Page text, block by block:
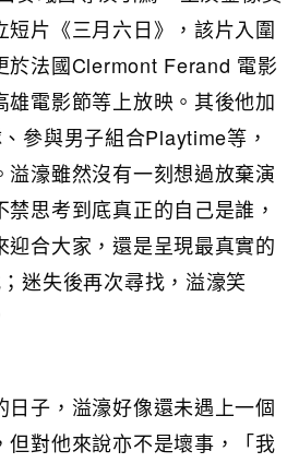
短片《三月六日》，該片入圍
於法國Clermont Ferand 電影
雄電影節等上放映。其後他加
參與男子組合Playtime等，
溢濠雖然沒有一刻想過放棄演
思考到底真正的自己是誰，
迎合大家，還是呈現最真實的
迷失後再次尋找，溢濠笑
日子，溢濠好像還未遇上一個
但對他來說亦不是壞事，「我